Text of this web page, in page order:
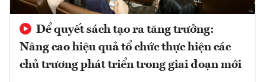
Để quyết sách tạo ra tăng trưởng:
Nâng cao hiệu quả tổ chức thực hiện các
chủ trương phát triển trong giai đoạn mới